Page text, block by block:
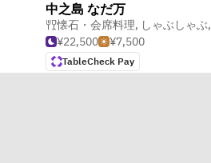
中之島 なだ万
懐石・会席料理, しゃぶしゃぶ,
¥22,500
¥7,500
TableCheck Pay